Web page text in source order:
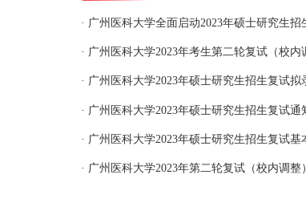
· 广州医科大学全面启动2023年硕士研究生招
· 广州医科大学2023年硕士研究生招生复试通
· 广州医科大学2023年硕士研究生招生复试基